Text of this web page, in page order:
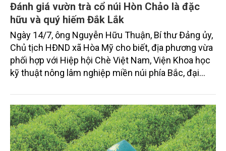
Đánh giá vườn trà cổ núi Hòn Chảo là đặc
hữu và quý hiếm Đắk Lắk
Ngày 14/7, ông Nguyễn Hữu Thuận, Bí thư Đảng ủy,
Chủ tịch HĐND xã Hòa Mỹ cho biết, địa phương vừa
phối hợp với Hiệp hội Chè Việt Nam, Viện Khoa học
kỹ thuật nông lâm nghiệp miền núi phía Bắc, đại
nghiên cứu, bảo tồn và phát huy giá trị vườn trà cổ
núi Hòn Chảo thôn Mỹ Thành, xã Hòa Mỹ.